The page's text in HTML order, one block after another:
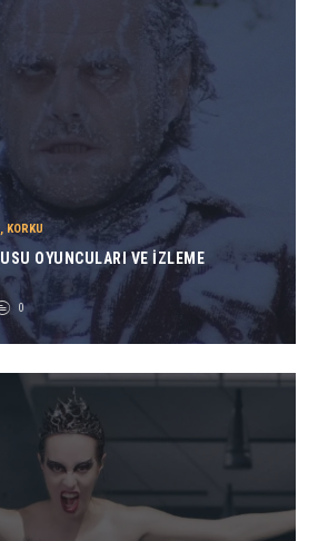
KORKU
OYUNCULARI VE İZLEME
0